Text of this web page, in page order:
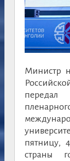
Министр
пятницу,
страны